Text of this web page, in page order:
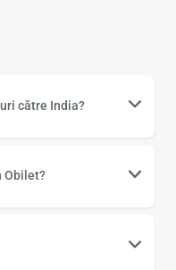
către India?
Obilet?